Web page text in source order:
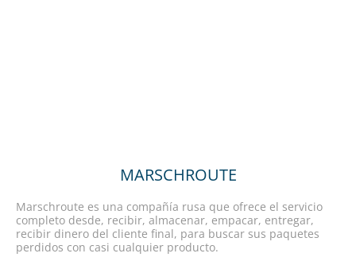
MARSCHROUTE
Marschroute es una compañía rusa que ofrece el servicio
completo desde, recibir, almacenar, empacar, entregar,
recibir dinero del cliente final, para buscar sus paquetes
perdidos con casi cualquier producto.